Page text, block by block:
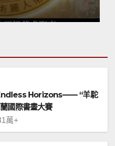
Horizons—— “羊駝
國際書畫大賽
萬+